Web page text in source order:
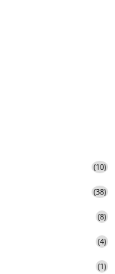
(10)
(38)
(8)
(4)
(1)